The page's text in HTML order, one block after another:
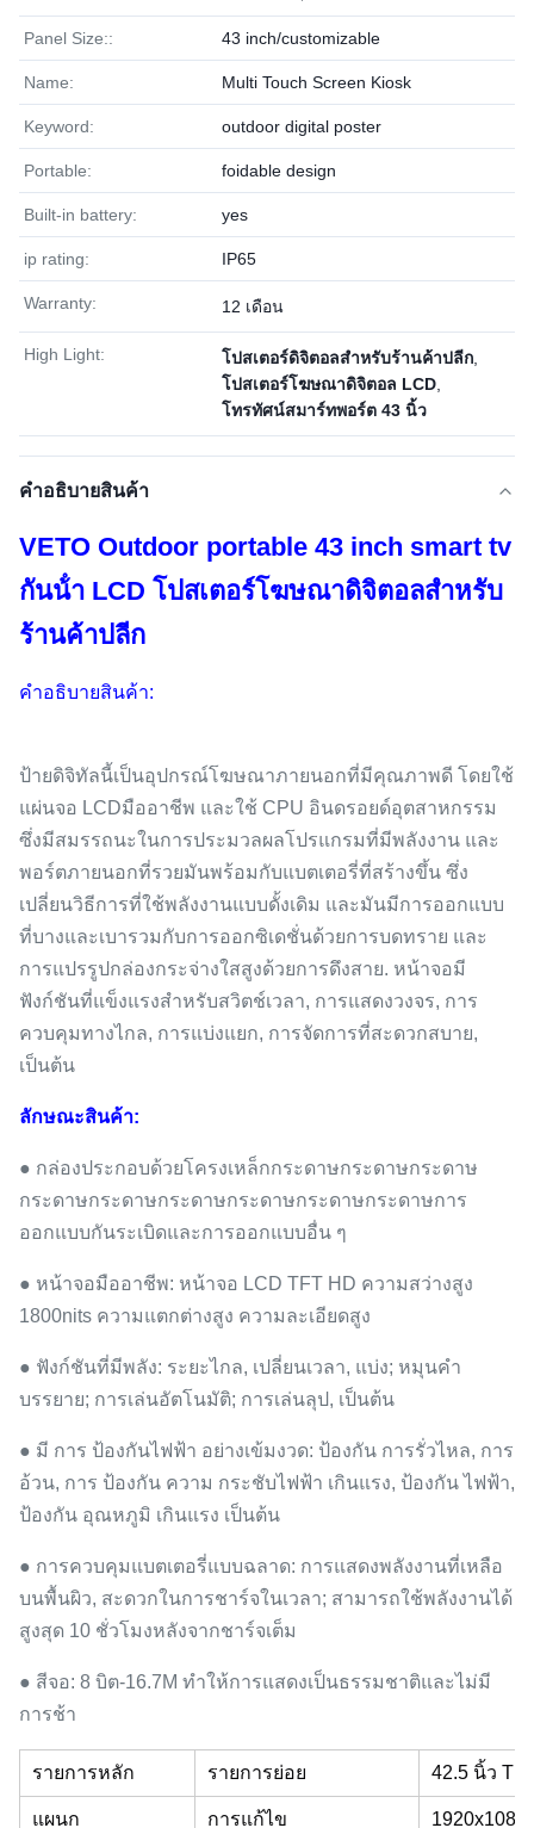
Panel Size:: 43 inch/customizable
Name: Multi Touch Screen Kiosk
Keyword: outdoor digital poster
Portable: foidable design
Built-in battery: yes
ip rating: IP65
Warranty: 12 เดือน
High Light: โปสเตอร์ดิจิตอลสําหรับร้านค้าปลีก
โปสเตอร์โฆษณาดิจิตอล LCD
โทรทัศน์สมาร์ทพอร์ต 43 นิ้ว
คําอธิบายสินค้า
VETO Outdoor portable 43 inch smart tv
กันน้ํา LCD โปสเตอร์โฆษณาดิจิตอลสําหรับ
ร้านค้าปลีก
คําอธิบายสินค้า:
ป้ายดิจิทัลนี้เป็นอุปกรณ์โฆษณาภายนอกที่มีคุณภาพดี โดยใช้
แผ่นจอ LCDมืออาชีพ และใช้ CPU อินดรอยด์อุตสาหกรรม
ซึ่งมีสมรรถนะในการประมวลผลโปรแกรมที่มีพลังงาน และ
พอร์ตภายนอกที่รวยมันพร้อมกับแบตเตอรี่ที่สร้างขึ้น ซึ่ง
เปลี่ยนวิธีการที่ใช้พลังงานแบบดั้งเดิม และมันมีการออกแบบ
ที่บางและเบารวมกับการออกซิเดชั่นด้วยการบดทราย และ
การแปรรูปกล่องกระจ่างใสสูงด้วยการดึงสาย. หน้าจอมี
ฟังก์ชันที่แข็งแรงสําหรับสวิตช์เวลา, การแสดงวงจร, การ
ควบคุมทางไกล, การแบ่งแยก, การจัดการที่สะดวกสบาย,
เป็นต้น
ลักษณะสินค้า:
● กล่องประกอบด้วยโครงเหล็กกระดาษกระดาษกระดาษ
กระดาษกระดาษกระดาษกระดาษกระดาษกระดาษการ
ออกแบบกันระเบิดและการออกแบบอื่น ๆ
● หน้าจอมืออาชีพ: หน้าจอ LCD TFT HD ความสว่างสูง
1800nits ความแตกต่างสูง ความละเอียดสูง
● ฟังก์ชันที่มีพลัง: ระยะไกล, เปลี่ยนเวลา, แบ่ง; หมุนคํา
บรรยาย; การเล่นอัตโนมัติ; การเล่นลุป, เป็นต้น
● มี การ ป้องกันไฟฟ้า อย่างเข้มงวด: ป้องกัน การรั่วไหล, การ
อ้วน, การ ป้องกัน ความ กระชับไฟฟ้า เกินแรง, ป้องกัน ไฟฟ้า,
ป้องกัน อุณหภูมิ เกินแรง เป็นต้น
● การควบคุมแบตเตอรี่แบบฉลาด: การแสดงพลังงานที่เหลือ
บนพื้นผิว, สะดวกในการชาร์จในเวลา; สามารถใช้พลังงานได้
สูงสุด 10 ชั่วโมงหลังจากชาร์จเต็ม
● สีจอ: 8 บิต-16.7M ทําให้การแสดงเป็นธรรมชาติและไม่มี
การช้า
รายการหลัก รายการย่อย 42.5 นิ้ว
แผนก การแก้ไข 1920x1080